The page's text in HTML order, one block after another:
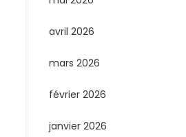
avril 2026
mars 2026
février 2026
janvier 2026